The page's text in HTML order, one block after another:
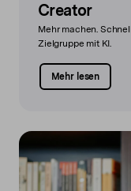
Creator
Mehr machen.
Zielgruppe mit KI.
Mehr lesen